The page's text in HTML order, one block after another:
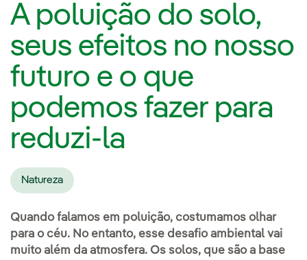
A poluição do solo,
seus efeitos no nosso
futuro e o que
podemos fazer para
reduzi-la
Natureza
Quando falamos em poluição, costumamos olhar
para o céu. No entanto, esse desafio ambiental vai
muito além da atmosfera. Os solos, que são a base